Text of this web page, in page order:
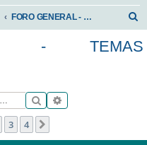
FORO GENERAL - TEMAS PROFESIONALES
s
- TEMAS
Buscar
3 4